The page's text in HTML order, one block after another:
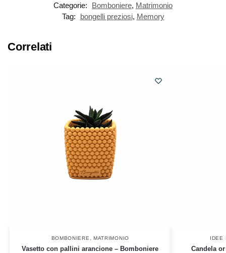
Categorie:
Bomboniere, Matrimonio
Tag:
bongelli preziosi, Memory
Correlati
BOMBONIERE MATRIMONIO
Vasetto con pallini arancione – Bomboniere
IDEE
Candela